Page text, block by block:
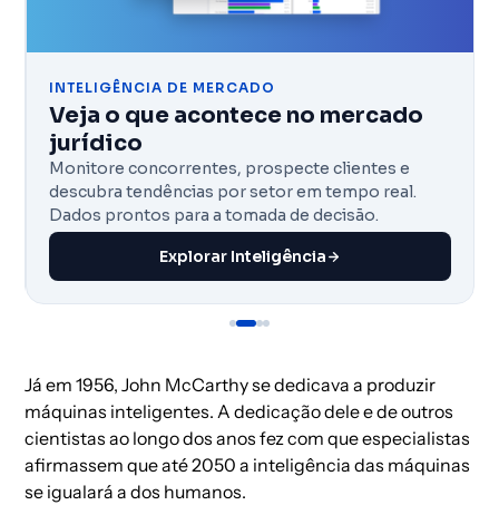
INTELIGÊNCIA DE MERCADO
Veja o que acontece no mercado
jurídico
Monitore concorrentes, prospecte clientes e
descubra tendências por setor em tempo real.
Dados prontos para a tomada de decisão.
Explorar Inteligência
Já em 1956, John McCarthy se dedicava a produzir
máquinas inteligentes. A dedicação dele e de outros
cientistas ao longo dos anos fez com que especialistas
afirmassem que até 2050 a inteligência das máquinas
se igualará a dos humanos.